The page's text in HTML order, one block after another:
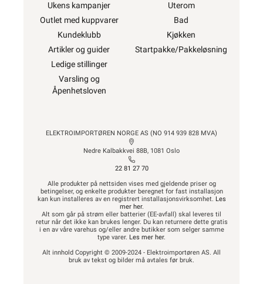
Ukens kampanjer
Outlet med kuppvarer
Kundeklubb
Artikler og guider
Ledige stillinger
Varsling og
Åpenhetsloven
Uterom
Bad
Kjøkken
Startpakke/Pakkeløsning
ELEKTROIMPORTØREN NORGE AS (NO 914 939 828 MVA)
Nedre Kalbakkvei 88B, 1081 Oslo
22 81 27 70
Alle produkter på nettsiden vises med gjeldende priser og
betingelser, og enkelte produkter beregnet for fast installasjon
kan kun installeres av en registrert installasjonsvirksomhet. Les
mer her.
Alt som går på strøm eller batterier (EE-avfall) skal leveres til
retur når det ikke kan brukes lenger. Du kan returnere dette gratis
i en av våre varehus og/eller andre butikker som selger samme
type varer. Les mer her.
Alt innhold Copyright © 2009-2024 - Elektroimportøren AS. All
bruk av tekst og bilder må avtales før bruk.